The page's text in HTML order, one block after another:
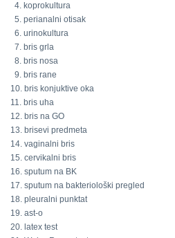
4. koprokultura
5. perianalni otisak
6. urinokultura
7. bris grla
8. bris nosa
9. bris rane
10. bris konjuktive oka
11. bris uha
12. bris na GO
13. brisevi predmeta
14. vaginalni bris
15. cervikalni bris
16. sputum na BK
17. sputum na bakteriološki pregled
18. pleuralni punktat
19. ast-o
20. latex test